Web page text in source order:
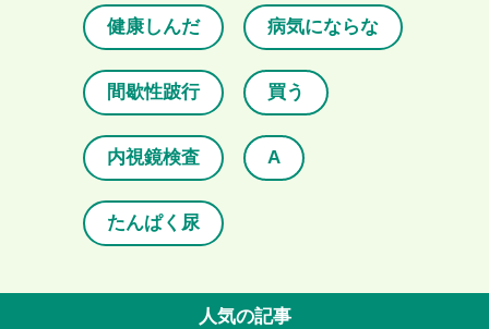
健康しんだ 病気にならな
間歇性跛行 買う
内視鏡検査 A
たんぱく尿
人気の記事